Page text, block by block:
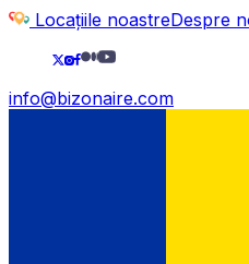
Locațiile noastreDespre
info@bizonaire.com